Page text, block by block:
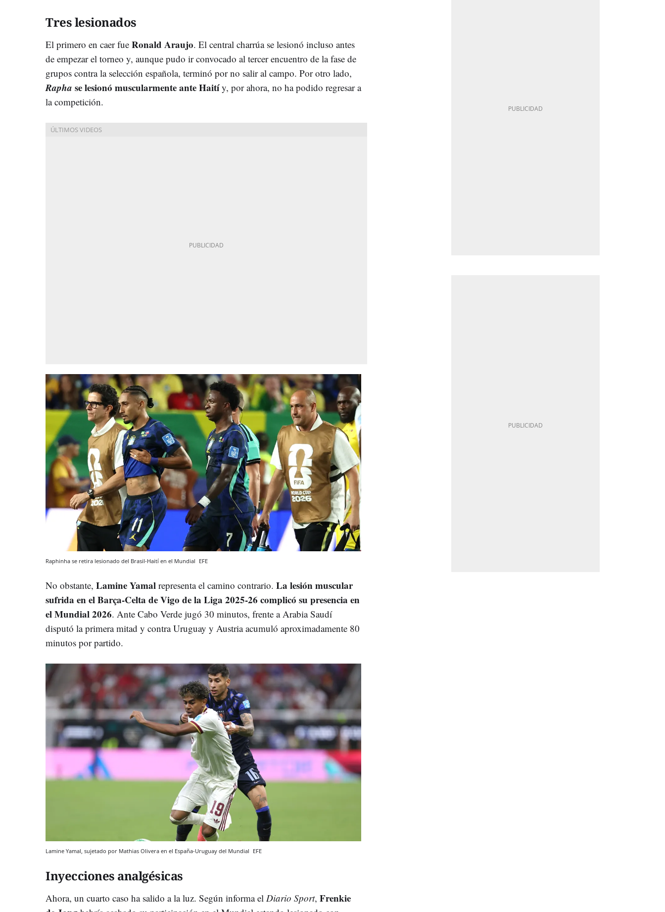
Tres lesionados
El primero en caer fue Ronald Araujo. El central charrúa se lesionó incluso antes
de empezar el torneo y, aunque pudo ir convocado al tercer encuentro de la fase de
grupos contra la selección española, terminó por no salir al campo. Por otro lado,
Rapha se lesionó muscularmente ante Haitíy, por ahora, no ha podido regresar a
la competición.
Raphinha se retira lesionado del Brasil-Haití en el Mundial EFE
No obstante, Lamine Yamal representa el camino contrario. La lesión muscular
sufrida en el Barça-Celta de Vigo de la Liga 2025-26 complicó su presencia en
el Mundial 2026. Ante Cabo Verde jugó 30 minutos, frente a Arabia Saudí
disputó la primera mitad y contra Uruguay y Austria acumuló aproximadamente 80
minutos por partido.
Lamine Yamal, sujetado por Mathias Olivera en el España-Uruguay del Mundial EFE
Inyecciones analgésicas
Ahora, un cuarto caso ha salido a la luz. Según informa el Diario Sport, Frenkie